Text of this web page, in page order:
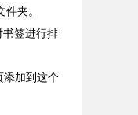
夹。
书签进行排
添加到这个